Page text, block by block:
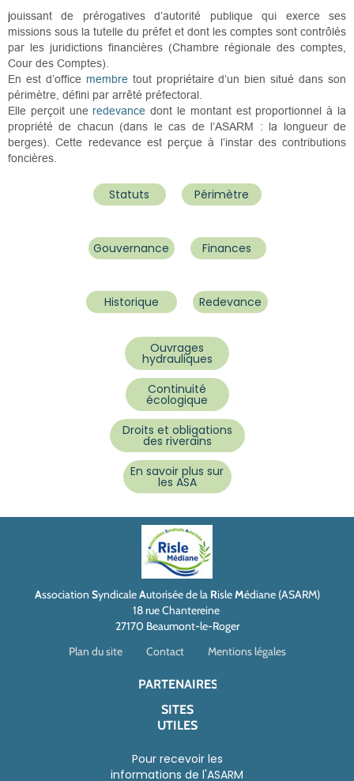
jouissant de prérogatives d’autorité publique qui exerce ses
missions sous la tutelle du préfet et dont les comptes sont contrôlés
par les juridictions financières (Chambre régionale des comptes,
Cour des Comptes).
En est d’office membretout propriétaire d’un bien situé dans son
périmètre , défini par arrêté préfectoral.
Elle perçoit une redevance dont le montant est proportionnel à la
propriété de chacun (dans le cas de l’ASARM : la longueur de
berges). Cette redevance est perçue à l’instar des contributions
foncières.
Statuts Périmètre
Gouvernance Finances
Historique Redevance
Ouvrages
hydrauliques
Continuité
écologique
Droits et obligations
des riverains
En savoir plus sur
les ASA
Association SyndicaleAutorisée de la RisleMédiane (ASARM)
18 rue Chantereine
27170 Beaumont-le-Roger
Plan du site
Contact Mentions légales
PARTENAIRES
SITES
UTILES
Pour recevoir les
informations de l'ASARM